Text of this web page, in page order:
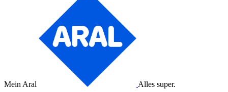
Mein Aral Alles super.